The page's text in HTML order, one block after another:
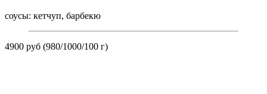
соусы: кетчуп, барбекю
4900 руб (980/1000/100 г)